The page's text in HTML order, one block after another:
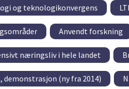
og teknologikonvergens
Anvendt forskning
næringsliv i hele landet
(ny fra 2014)